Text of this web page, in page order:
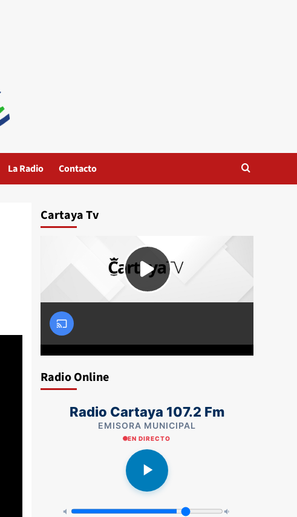
La Radio Contacto
Cartaya Tv
Radio Online
Radio Cartaya 107.2 Fm
EMISORA MUNICIPAL
EN DIRECTO